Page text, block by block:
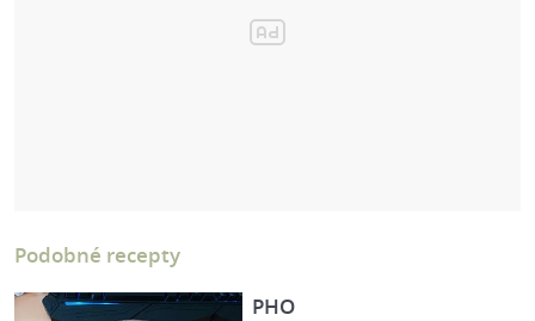
Podobné recepty
PHO